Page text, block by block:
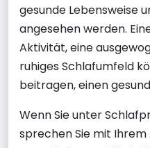
gesunde Lebensweise
angesehen werden.
Aktivität, eine
ruhiges Schlafumfeld
beitragen, einen
Wenn Sie unter
sprechen Sie mit